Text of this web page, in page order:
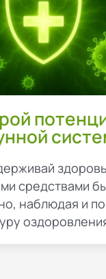
средствами
наблюдая и